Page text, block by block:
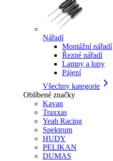
Nářadí
Montážní nářadí
Řezné nářadí
Lampy a lupy
Pájení
Všechny kategorie
Oblíbené značky
Kavan
Traxxas
Yeah Racing
Spektrum
HUDY
PELIKAN
DUMAS